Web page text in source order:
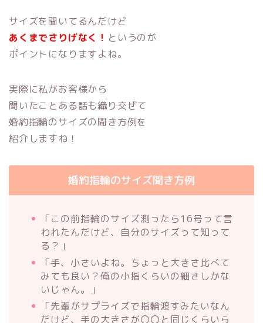
サイズを聞いてるんだけど
あくまでさりげなく！ というのが
ポイントになりますよね。
実際に私がお客様から
聞いたことある話も織り交ぜて
婚約指輪のサイズの聞き方例を
紹介しますね！
婚約指輪のサイズ聞き方例
「この前指輪のサイズ測ったら16号って言
われたんだけど、自分のサイズって知って
る？」
「手、小さいよね。ちょっと大きさ比べて
みても良い？俺の小指くらいの細さしかな
いじゃん。」
「先輩がサプライズで指輪渡すみたいなん
だけど、手の大きさが〇〇と同じくらいら